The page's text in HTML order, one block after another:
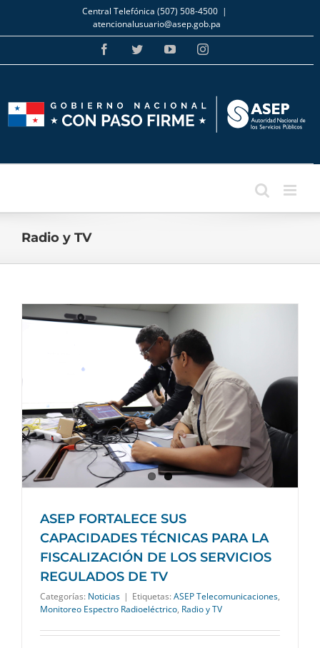
Skip
to
content
Central Telefónica (507) 508-4500 |
atencionalusuario@asep.gob.pa
FacebookTwitterYouTubeInstagram
Radio y TV
ASEP FORTALECE SUS
CAPACIDADES TÉCNICAS PARA LA
FISCALIZACIÓN DE LOS SERVICIOS
REGULADOS DE TV
Categorías: Noticias | Etiquetas: ASEP Telecomunicaciones,
Monitoreo Espectro Radioeléctrico, Radio y TV